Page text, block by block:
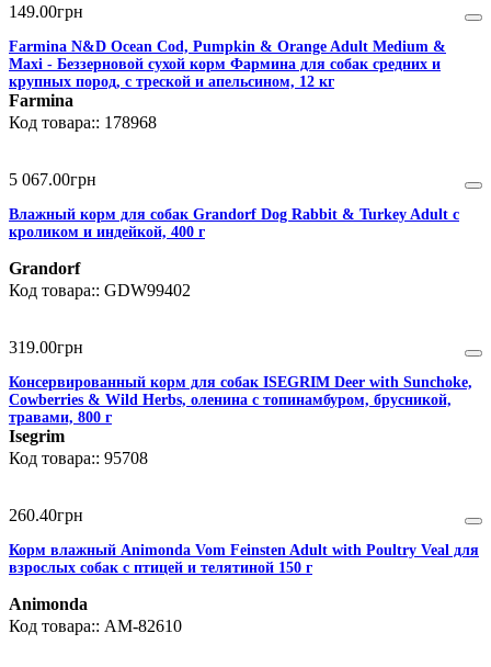
149.00грн
Farmina N&D Ocean Cod, Pumpkin & Orange Adult Medium &
Maxi - Беззерновой сухой корм Фармина для собак средних и
крупных пород, с треской и апельсином, 12 кг
Farmina
178968
5 067.00грн
Влажный корм для собак Grandorf Dog Rabbit & Turkey Adult с
кроликом и индейкой, 400 г
Grandorf
GDW99402
319.00грн
Консервированный корм для собак ISEGRIM Deer with Sunchoke,
Cowberries & Wild Herbs, оленина с топинамбуром, брусникой,
травами, 800 г
Isegrim
95708
260.40грн
Корм влажный Animonda Vom Feinsten Adult with Poultry Veal для
взрослых собак с птицей и телятиной 150 г
Animonda
AM-82610